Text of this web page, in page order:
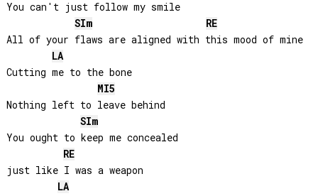
You can't just follow my smile
SIm
RE
All of your flaws are aligned with this mood of mine
LA
Cutting me to the bone
MI5
Nothing left to leave behind
SIm
You ought to keep me concealed
RE
just like I was a weapon
LA